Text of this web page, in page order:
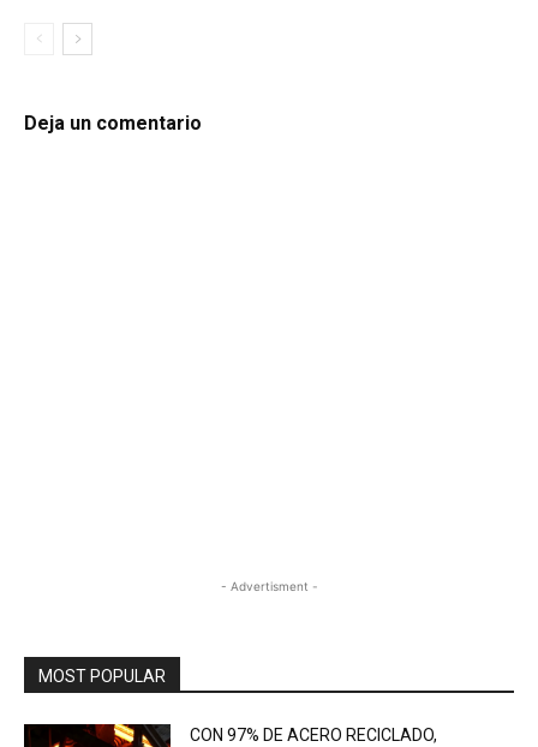
Deja un comentario
- Advertisment -
MOST POPULAR
CON 97% DE ACERO RECICLADO,